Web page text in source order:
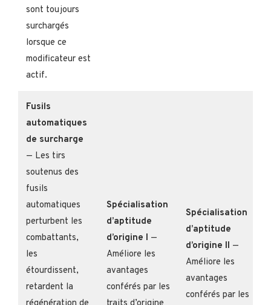
sont toujours
surchargés
lorsque ce
modificateur est
actif.
Fusils
automatiques
de surcharge
— Les tirs
soutenus des
fusils
automatiques
perturbent les
combattants,
les
étourdissent,
retardent la
Spécialisation
d’aptitude
d’origine I —
Améliore les
avantages
conférés par les
Spécialisation
d’aptitude
d’origine II —
Améliore les
avantages
conférés par les